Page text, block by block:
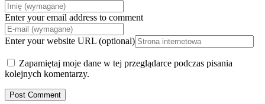
Enter your email address to comment
Enter your website URL (optional)
Zapamiętaj moje dane w tej przeglądarce podczas pisania
kolejnych komentarzy.